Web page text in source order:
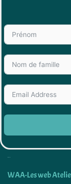
WAA-Les web